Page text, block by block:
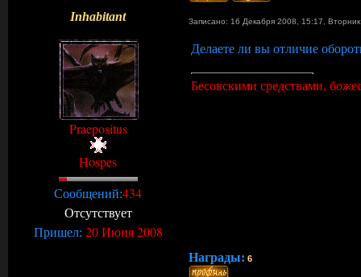
Inhabitant Записано: 16 Декабря 2008, 15:17,
Praepositus
Hospes
Сообщений:434
Отсутствует
Пришел: 20 Июня 2008
Делаете ли вы отличие
Бесовскими средствами,
Награды: 6